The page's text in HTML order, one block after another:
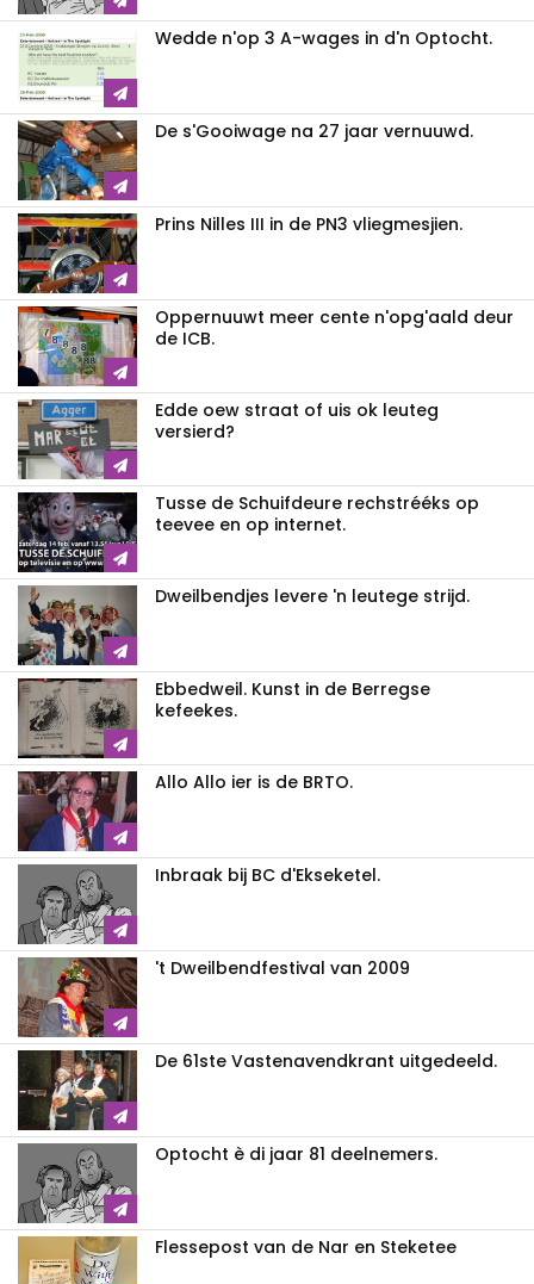
Wedde n'op 3 A-wages in d'n Optocht.
De s'Gooiwage na 27 jaar vernuuwd.
Prins Nilles III in de PN3 vliegmesjien.
Oppernuuwt meer cente n'opg'aald deur
de ICB.
Edde oew straat of uis ok leuteg
versierd?
Tusse de Schuifdeure rechstrééks op
teevee en op internet.
Dweilbendjes levere 'n leutege strijd.
Ebbedweil. Kunst in de Berregse
kefeekes.
Allo Allo ier is de BRTO.
Inbraak bij BC d'Ekseketel.
't Dweilbendfestival van 2009
De 61ste Vastenavendkrant uitgedeeld.
Optocht è di jaar 81 deelnemers.
Flessepost van de Nar en Steketee